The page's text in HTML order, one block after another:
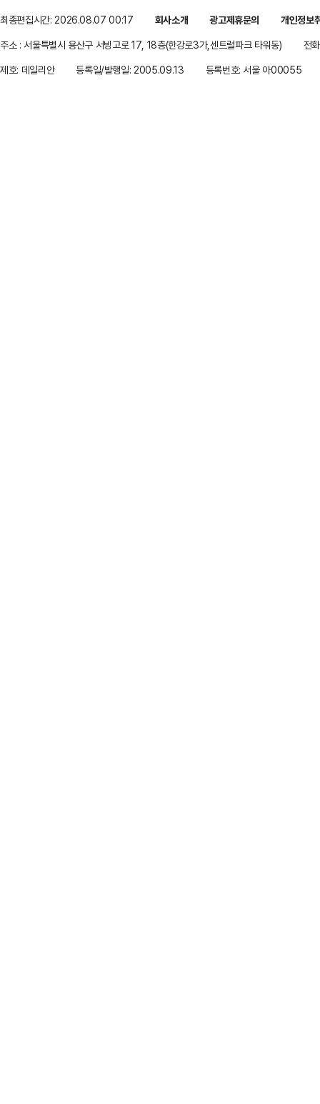
최종편집시간: 2026.08.07 00:17 회사소개 광고제휴문의
개인정보
주소 : 서울특별시 용산구 서빙고로 17, 18층(한강로3가,센트럴파크 타워동)
전
제호: 데일리안
등록일/발행일: 2005.09.13 등록번호: 서울 아00055